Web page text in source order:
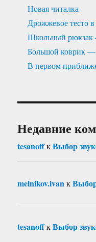
Новая читалка
Дрожжевое тесто
Школьный
Большой коврик —
В первом
Недавние
tesanoffкВыбор
melnikov.ivanк
tesanoffкВыбор